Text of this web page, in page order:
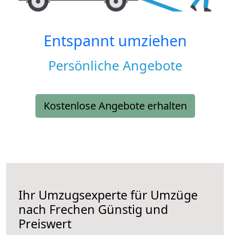
Entspannt umziehen
Persönliche Angebote
Kostenlose Angebote erhalten
Ihr Umzugsexperte für Umzüge
nach Frechen Günstig und
Preiswert